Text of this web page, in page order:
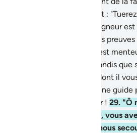
qui dissimulait sa foi, dit :
parce qu’il dit: "Mon seigneur
est venu à vous avec les
de votre Seigneur. S’il est
sera à son détriment; tandis que
alors une partie de ce dont il
sur vous." Certes, Allah ne
outrancier et imposteur ! 29. "Ô
triomphant sur la terre, vous
aujourd’hui . Mais qui nous